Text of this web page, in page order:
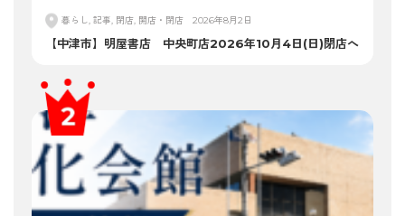
暮らし, 記事, 閉店, 開店・閉店 2026年8月2日
【中津市】明屋書店 中央町店2026年10月4日(日)閉店へ